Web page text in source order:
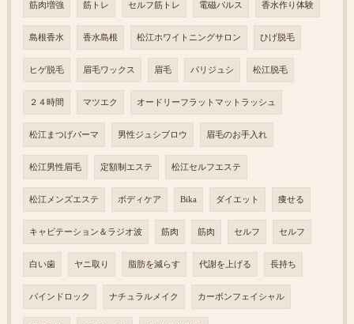
筋肉増強 筋トレ セルフ筋トレ 電磁パルス 香水作り体験
島根香水 香水島根 松江ホワイトニングサロン ひげ脱毛
ヒゲ脱毛 眉毛ワックス 眉毛 パリジュシ 松江脱毛
２４時間 マツエク オードリーフラットマットラッシュ
松江まつげパーマ 男性ジュシブロウ 眉毛のお手入れ
松江男性眉毛 定額制エステ 松江セルフエステ
松江メンズエステ ボディケア Bika ダイエット 痩せる
キャビテーション＆ラジオ波 筋肉 筋肉 セルフ セルフ
白い歯 ヤニ取り 脂肪を減らす 代謝を上げる 長持ち
バインドロック ナチュラルメイク カーボンフェイシャル